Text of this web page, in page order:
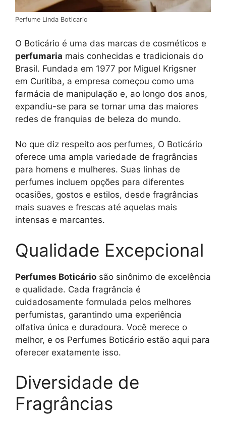
Perfume Linda Boticario
O Boticário é uma das marcas de cosméticos e
perfumaria mais conhecidas e tradicionais do
Brasil. Fundada em 1977 por Miguel Krigsner
em Curitiba, a empresa começou como uma
farmácia de manipulação e, ao longo dos anos,
expandiu-se para se tornar uma das maiores
redes de franquias de beleza do mundo.
No que diz respeito aos perfumes, O Boticário
oferece uma ampla variedade de fragrâncias
para homens e mulheres. Suas linhas de
perfumes incluem opções para diferentes
ocasiões, gostos e estilos, desde fragrâncias
mais suaves e frescas até aquelas mais
intensas e marcantes.
Qualidade Excepcional
Perfumes Boticário são sinônimo de excelência
e qualidade. Cada fragrância é
cuidadosamente formulada pelos melhores
perfumistas, garantindo uma experiência
olfativa única e duradoura. Você merece o
melhor, e os Perfumes Boticário estão aqui para
oferecer exatamente isso.
Diversidade de
Fragrâncias